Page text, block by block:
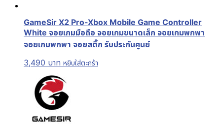
GameSir X2 Pro-Xbox Mobile Game Controller
White จอยเกมมือถือ จอยเกมขนาดเล็ก จอยเกมพกพา
จอยเกมพกพา จอยสติ๊ก รับประกันศูนย์
3,490 บาท หยิบใส่ตะกร้า